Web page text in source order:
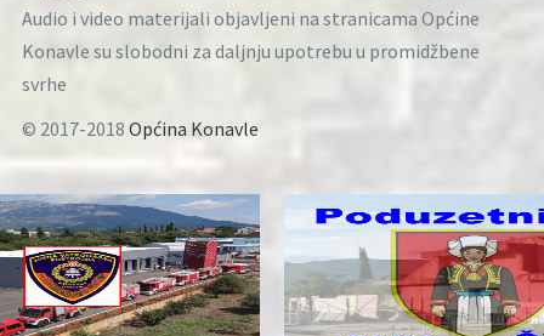
Audio i video materijali objavljeni na stranicama Općine
Konavle su slobodni za daljnju upotrebu u promidžbene
svrhe
© 2017-2018 Općina Konavle